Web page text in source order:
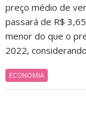
preço médio de
passará de R$
menor do que o
2022,
ECONOMIA